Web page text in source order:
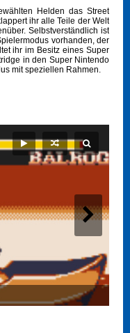
Helden das Street
ihr alle Teile der Welt
Selbstverständlich ist
vorhanden, der
ihr im Besitz eines Super
in den Super Nintendo
mit speziellen Rahmen.